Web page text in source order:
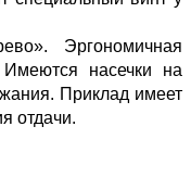
Эргономичная
насечки на
Приклад имеет
отдачи.